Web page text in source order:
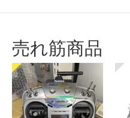
売れ筋商品